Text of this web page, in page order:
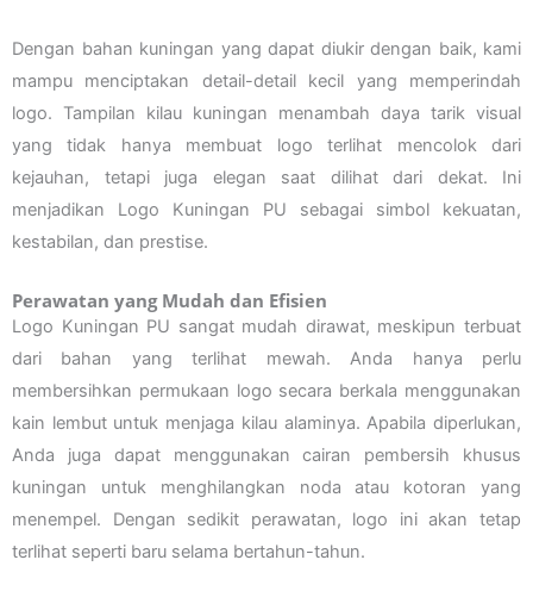
Dengan bahan kuningan yang dapat diukir dengan baik, kami
mampu menciptakan detail-detail kecil yang memperindah
logo. Tampilan kilau kuningan menambah daya tarik visual
yang tidak hanya membuat logo terlihat mencolok dari
kejauhan, tetapi juga elegan saat dilihat dari dekat. Ini
menjadikan Logo Kuningan PU sebagai simbol kekuatan,
kestabilan, dan prestise.
Perawatan yang Mudah dan Efisien
Logo Kuningan PU sangat mudah dirawat, meskipun terbuat
dari bahan yang terlihat mewah. Anda hanya perlu
membersihkan permukaan logo secara berkala menggunakan
kain lembut untuk menjaga kilau alaminya. Apabila diperlukan,
Anda juga dapat menggunakan cairan pembersih khusus
kuningan untuk menghilangkan noda atau kotoran yang
menempel. Dengan sedikit perawatan, logo ini akan tetap
terlihat seperti baru selama bertahun-tahun.